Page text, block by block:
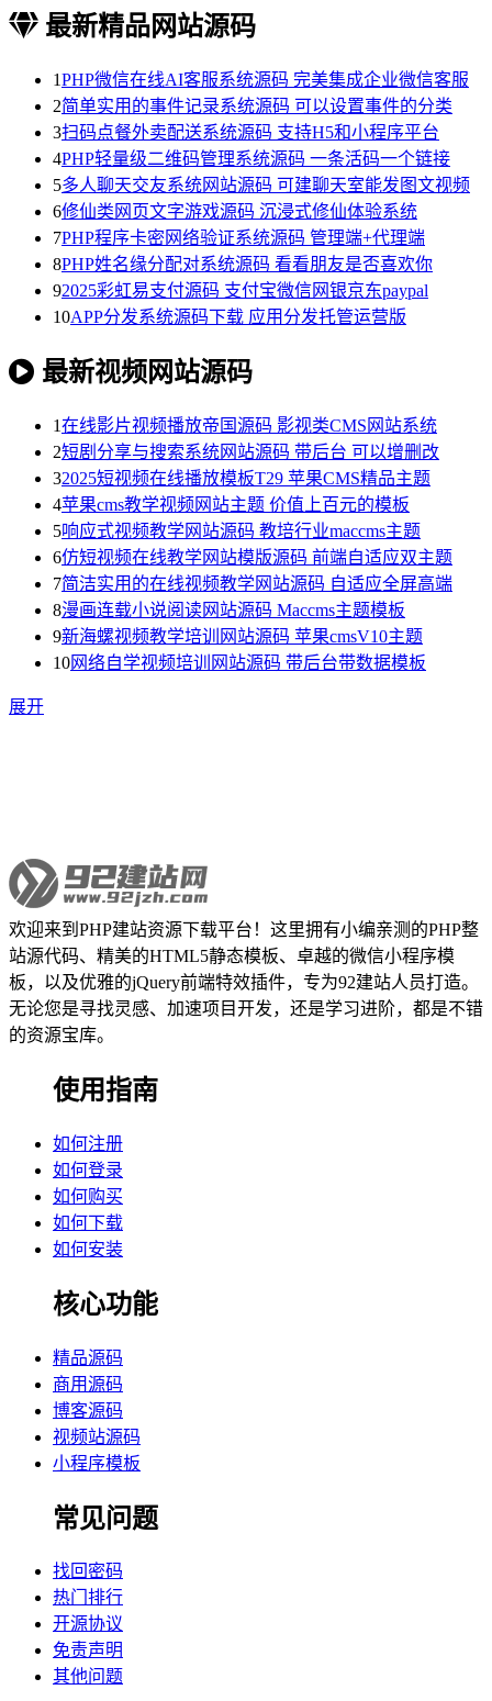
最新精品网站源码
1PHP微信在线AI客服系统源码 完美集成企业微信客服
2简单实用的事件记录系统源码 可以设置事件的分类
3扫码点餐外卖配送系统源码 支持H5和小程序平台
4PHP轻量级二维码管理系统源码 一条活码一个链接
5多人聊天交友系统网站源码 可建聊天室能发图文视频
6修仙类网页文字游戏源码 沉浸式修仙体验系统
7PHP程序卡密网络验证系统源码 管理端+代理端
8PHP姓名缘分配对系统源码 看看朋友是否喜欢你
92025彩虹易支付源码 支付宝微信网银京东paypal
10APP分发系统源码下载 应用分发托管运营版
最新视频网站源码
1在线影片视频播放帝国源码 影视类CMS网站系统
2短剧分享与搜索系统网站源码 带后台 可以增删改
32025短视频在线播放模板T29 苹果CMS精品主题
4苹果cms教学视频网站主题 价值上百元的模板
5响应式视频教学网站源码 教培行业maccms主题
6仿短视频在线教学网站模版源码 前端自适应双主题
7简洁实用的在线视频教学网站源码 自适应全屏高端
8漫画连载小说阅读网站源码 Maccms主题模板
9新海螺视频教学培训网站源码 苹果cmsV10主题
10网络自学视频培训网站源码 带后台带数据模板
展开
欢迎来到PHP建站资源下载平台！这里拥有小编亲测的PHP整
站源代码、精美的HTML5静态模板、卓越的微信小程序模
板，以及优雅的jQuery前端特效插件，专为92建站人员打造。
无论您是寻找灵感、加速项目开发，还是学习进阶，都是不错
的资源宝库。
使用指南
如何注册
如何登录
如何购买
如何下载
如何安装
核心功能
精品源码
商用源码
博客源码
视频站源码
小程序模板
常见问题
找回密码
热门排行
开源协议
免责声明
其他问题